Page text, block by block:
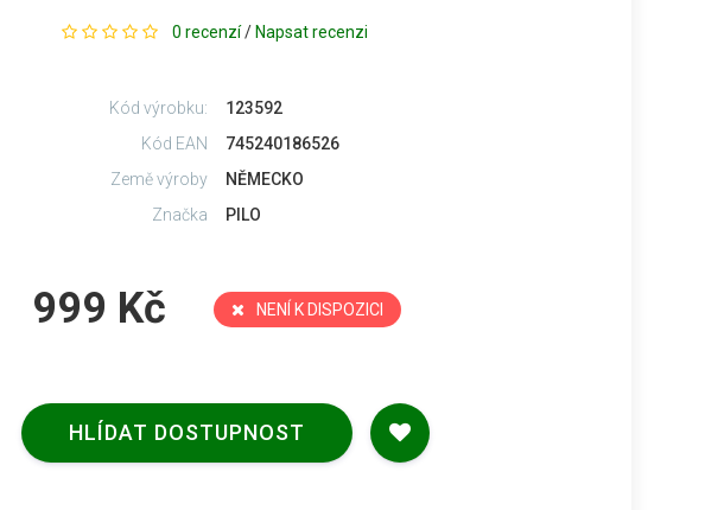
0 recenzí/ Napsat recenzi
Kód výrobku:
123592
Kód EAN
745240186526
Země výroby
NĚMECKO
Značka
PILO
999 Kč NENÍ K DISPOZICI
HLÍDAT DOSTUPNOST